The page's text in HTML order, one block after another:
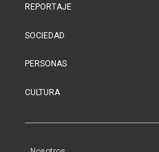
REPORTAJE
SOCIEDAD
PERSONAS
CULTURA